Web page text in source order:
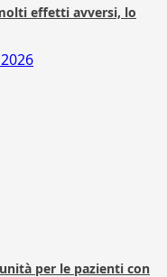
effetti avversi, lo
per le pazienti con